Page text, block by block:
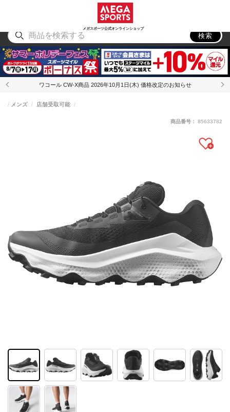
メガスポーツ公式オンラインショップ
アウトドア
検索
ワコール CW-X商品 2026年10月1日(木) 価格改定のお知らせ
メンズ 店舗受取可能
商品番号： 85633782